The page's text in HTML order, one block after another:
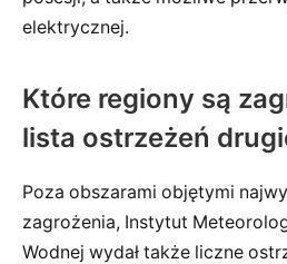
elektrycznej.
Które regiony są
lista ostrzeżeń
Poza obszarami objętymi
zagrożenia, Instytut
Wodnej wydał także liczne